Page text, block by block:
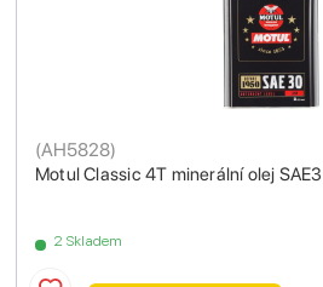
Motul Classic 4T minerální olej
(AH5828)
2 Skladem